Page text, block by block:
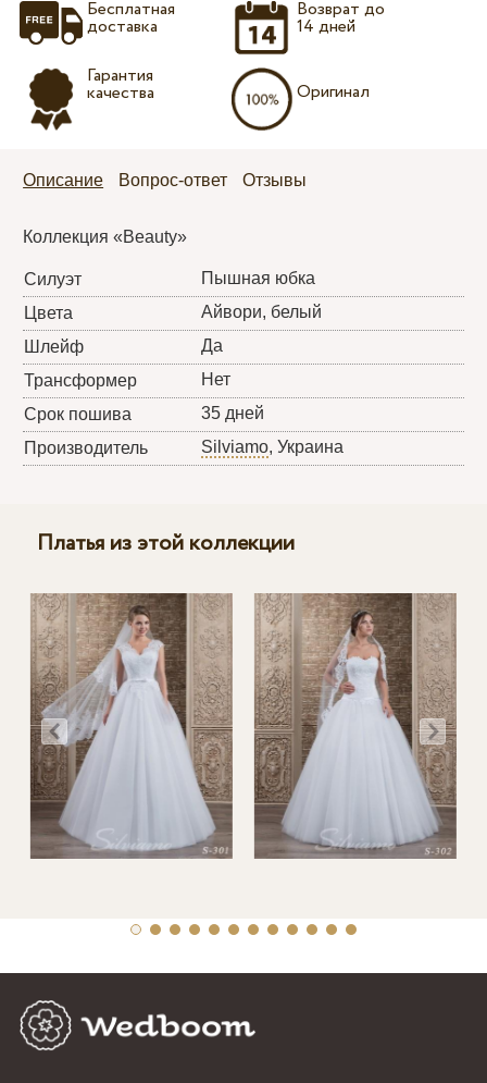
Бесплатная
доставка
Гарантия
качества
Возврат до
14 дней
Оригинал
Описание Вопрос-ответ Отзывы
Коллекция «Beauty»
Силуэт
Пышная юбка
Цвета
Айвори, белый
Шлейф
Да
Трансформер
Нет
Срок пошива
35 дней
Производитель
Silviamo, Украина
Платья из этой коллекции